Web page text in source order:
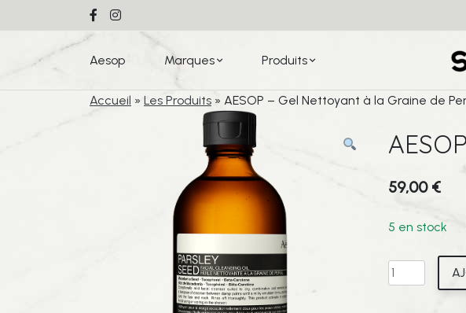
Aesop Marques Produits
Accueil » Les Produits » AESOP – Gel Nettoyant à la Graine de
59,00 €
5 en stock
quantité
de